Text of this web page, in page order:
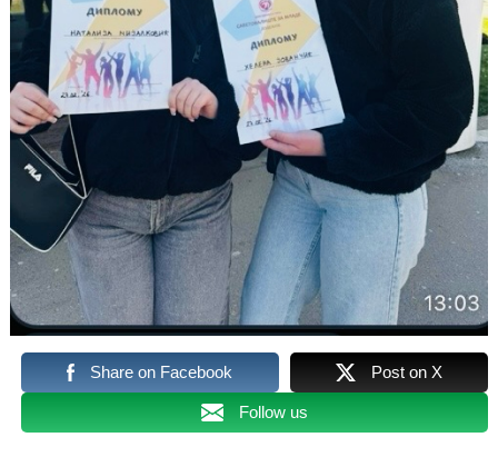
Share on Facebook Post on X
Follow us